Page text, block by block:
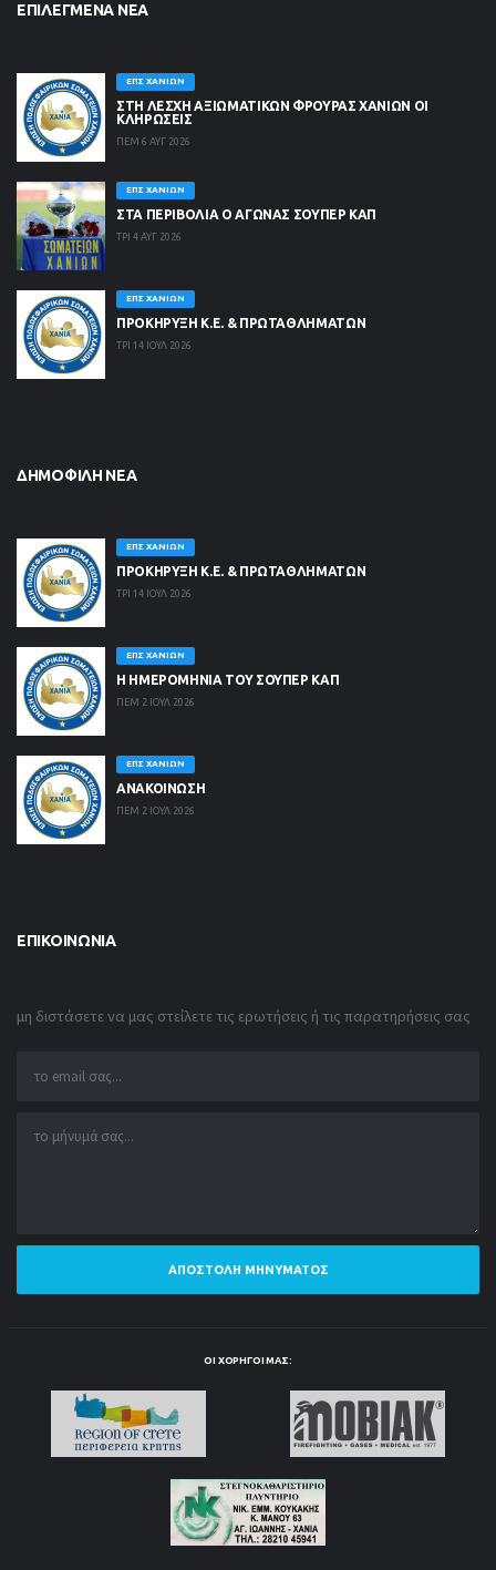
ΕΠΙΛΕΓΜΈΝΑ ΝΈΑ
ΕΠΣ ΧΑΝΊΩΝ
ΣΤΗ ΛΈΣΧΗ ΑΞΙΩΜΑΤΙΚΏΝ ΦΡΟΥΡΆΣ ΧΑΝΊΩΝ ΟΙ
ΚΛΗΡΏΣΕΙΣ
ΠΕΜ 6 ΑΥΓ 2026
ΕΠΣ ΧΑΝΊΩΝ
ΣΤΑ ΠΕΡΙΒΟΛΙΑ Ο ΑΓΩΝΑΣ ΣΟΥΠΕΡ ΚΑΠ
ΤΡΙ 4 ΑΥΓ 2026
ΕΠΣ ΧΑΝΊΩΝ
ΠΡΟΚΗΡΥΞΗ Κ.Ε. & ΠΡΩΤΑΘΛΗΜΑΤΩΝ
ΤΡΙ 14 ΙΟΥΛ 2026
ΔΗΜΟΦΙΛΉ ΝΈΑ
ΕΠΣ ΧΑΝΊΩΝ
ΠΡΟΚΗΡΥΞΗ Κ.Ε. & ΠΡΩΤΑΘΛΗΜΑΤΩΝ
ΤΡΙ 14 ΙΟΥΛ 2026
ΕΠΣ ΧΑΝΊΩΝ
Η ΗΜΕΡΟΜΗΝΙΑ ΤΟΥ ΣΟΥΠΕΡ ΚΑΠ
ΠΕΜ 2 ΙΟΥΛ 2026
ΕΠΣ ΧΑΝΊΩΝ
ΑΝΑΚΟΙΝΩΣΗ
ΠΕΜ 2 ΙΟΥΛ 2026
ΕΠΙΚΟΙΝΩΝΊΑ
μη διστάσετε να μας στείλετε τις ερωτήσεις ή τις παρατηρήσεις σας
ΑΠΟΣΤΟΛΉ ΜΗΝΎΜΑΤΟΣ
ΟΙ ΧΟΡΗΓΟΊ ΜΑΣ: